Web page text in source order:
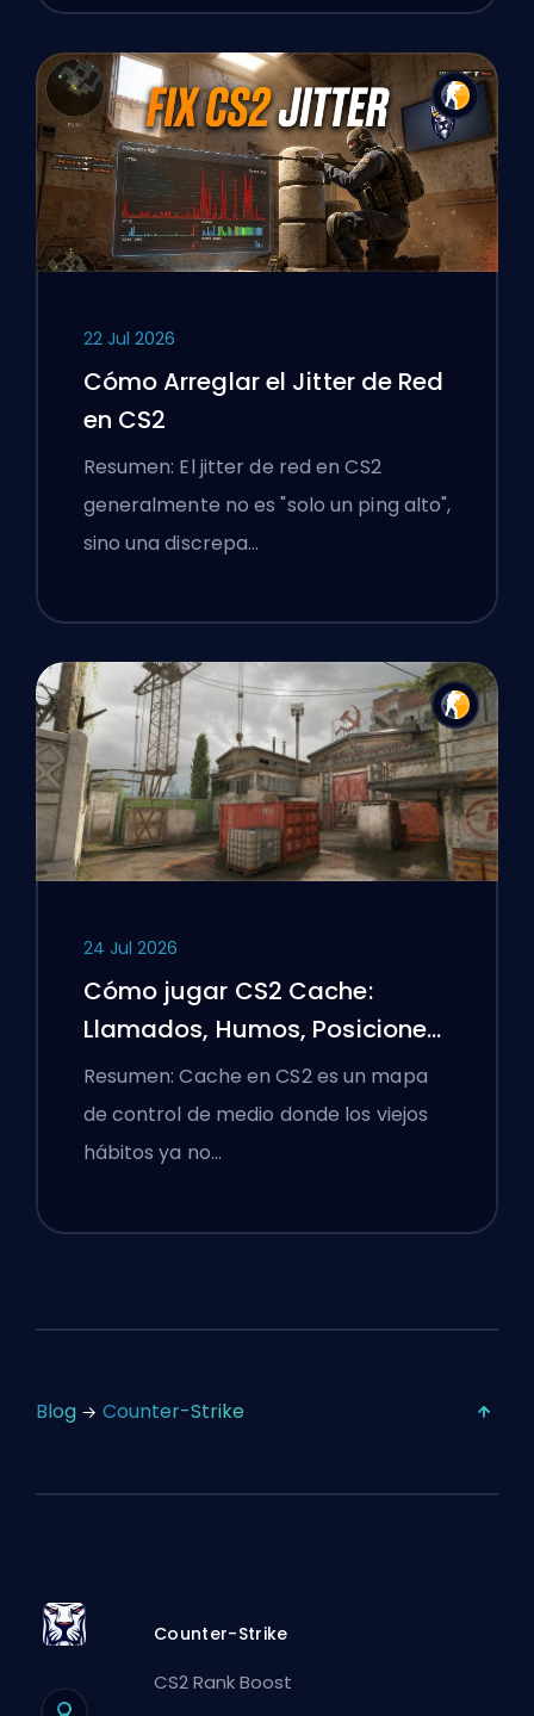
22 Jul 2026
Cómo Arreglar el Jitter de Red
en CS2
Resumen: El jitter de red en CS2
generalmente no es "solo un ping alto",
sino una discrepa…
24 Jul 2026
Cómo jugar CS2 Cache:
Llamados, Humos, Posiciones
y Consejos Premier
Resumen: Cache en CS2 es un mapa
de control de medio donde los viejos
hábitos ya no…
Blog Counter-Strike
Counter-Strike
CS2 Rank Boost